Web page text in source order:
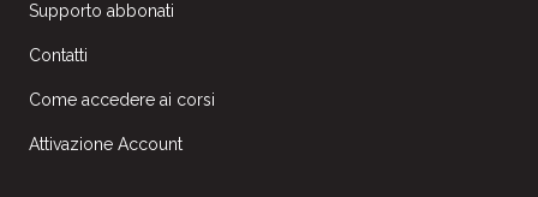
Supporto abbonati
Contatti
Come accedere ai corsi
Attivazione Account